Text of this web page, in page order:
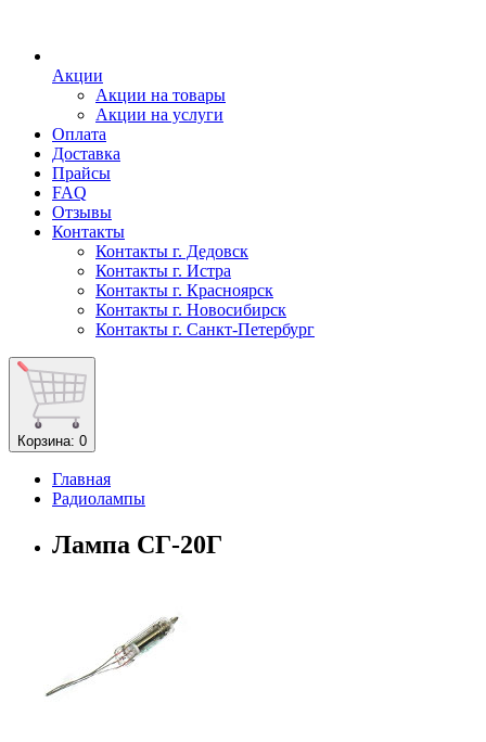
Акции
Акции на товары
Акции на услуги
Оплата
Доставка
Прайсы
FAQ
Отзывы
Контакты
Контакты г. Дедовск
Контакты г. Истра
Контакты г. Красноярск
Контакты г. Новосибирск
Контакты г. Санкт-Петербург
Корзина: 0
Главная
Радиолампы
Лампа СГ-20Г